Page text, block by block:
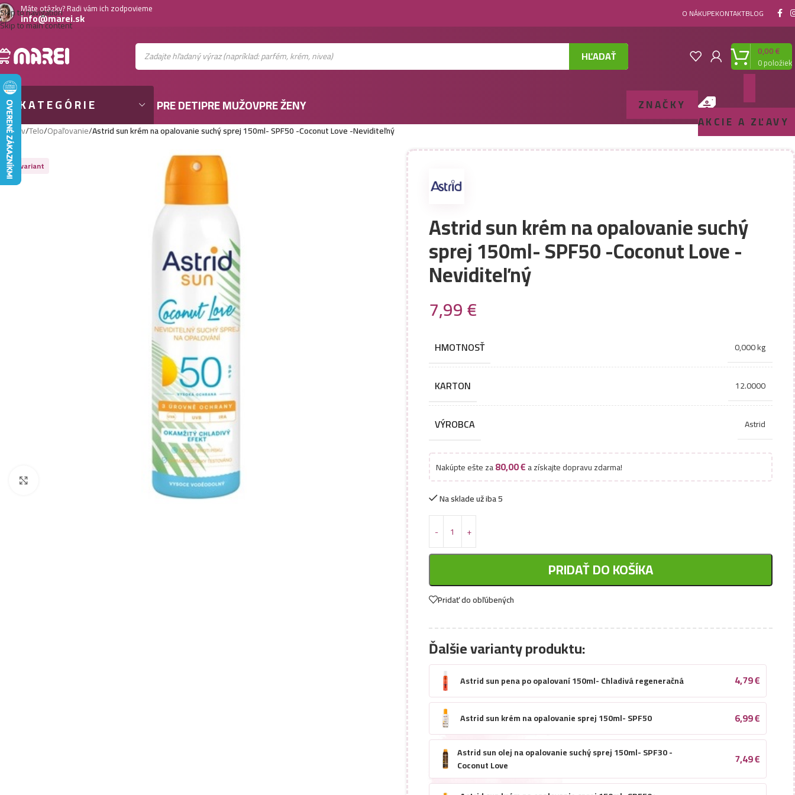
Skip to navigation
Skip to main content
Máte otázky? Radi vám ich zodpovieme
info@marei.sk O NÁKUPEKONTAKTBLOG
HĽADAŤ 0položiek
0,00€
KATEGÓRIE PRE DETIPRE MUŽOVPRE ŽENY
ZNAČKY
AKCIE A ZĽAVY
Domov/Telo/Opaľovanie/Astrid sun krém na opalovanie suchý sprej 150ml- SPF50 -Coconut Love -Neviditeľný
Viac variant
Astrid sun krém na opalovanie suchý
sprej 150ml- SPF50 -Coconut Love -
Neviditeľný
7,99€
HMOTNOSŤ 0,000 kg
KARTON 12.0000
VÝROBCA Astrid
Nakúpte ešte za80,00€a získajte dopravu zdarma!
Na sklade už iba 5
PRIDAŤ DO KOŠÍKA
Pridať do obľúbených
Ďalšie varianty produktu:
Astrid sun pena po opalovaní 150ml- Chladivá regeneračná 4,79€
Astrid sun krém na opalovanie sprej 150ml- SPF50 6,99€
Astrid sun olej na opalovanie suchý sprej 150ml- SPF30 -
Coconut Love
7,49€